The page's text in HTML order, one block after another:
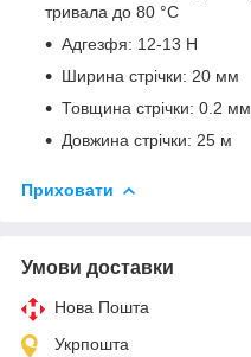
тривала до 80 °C
Адгезфя: 12-13 Н
Ширина стрічки: 20 мм
Товщина стрічки: 0.2 мм
Довжина стрічки: 25 м
Приховати
Умови доставки
Нова Пошта
Укрпошта